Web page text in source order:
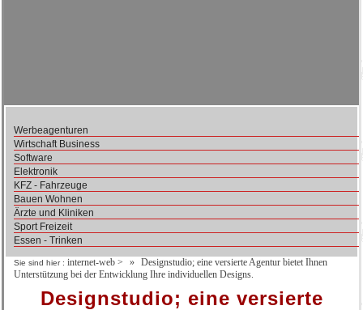
Werbeagenturen
Wirtschaft Business
Software
Elektronik
KFZ - Fahrzeuge
Bauen Wohnen
Ärzte und Kliniken
Sport Freizeit
Essen - Trinken
Sie sind hier : internet-web >
Designstudio; eine versierte Agentur bietet Ihnen
Unterstützung bei der Entwicklung Ihre individuellen Designs.
Designstudio; eine versierte